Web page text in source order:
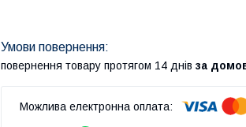
повернення товару протягом 14 днів за